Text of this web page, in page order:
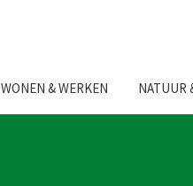
WONEN & WERKEN NATUUR